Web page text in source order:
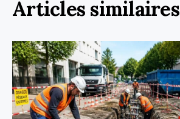
Articles similaires